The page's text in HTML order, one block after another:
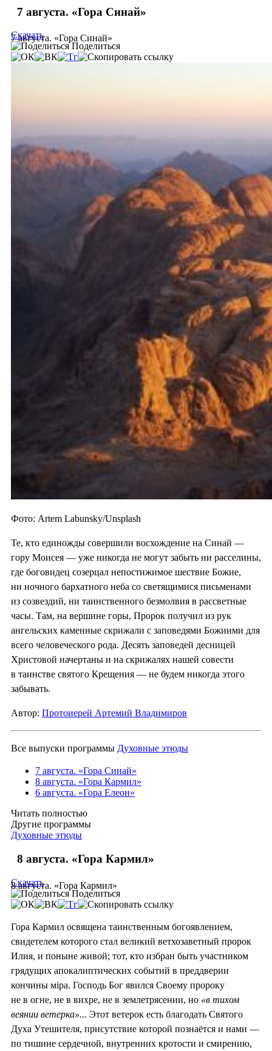
7 августа. «Гора Синай»
7 августа. «Гора Синай»
Скачать
Поделиться
Фото: Artem Labunsky/Unsplash
Те, кто единожды совершили восхождение на Синай —
гору Моисея — уже никогда не могут забыть ни расселины,
где боговидец созерцал непостижимое шествие Божие,
ни ночного бархатного неба со светящимися письменами
из созвездий, ни таинственного безмолвия в рассветные
часы. Там, на вершине горы, Пророк получил из рук
ангельских каменные скрижали с заповедями Божиими для
всего человеческого рода. Десять заповедей десницей
Христовой начертаны и на скрижалях нашей совести
в таинстве святого Крещения — не будем никогда этого
забывать.
Автор: Протоиерей Артемий Владимиров
Все выпуски программы Духовные этюды
7 августа. «Гора Синай»
8 августа. «Гора Кармил»
6 августа. «Гора Елеон»
Читать полностью
Другие программы
Духовные этюды
8 августа. «Гора Кармил»
8 августа. «Гора Кармил»
Скачать
Поделиться
Гора Кармил освящена таинственным богоявлением,
свидетелем которого стал великий ветхозаветный пророк
Илия, и поныне живой; тот, кто избран быть участником
грядущих апокалиптических событий в преддверии
кончины мiра. Господь Бог явился Своему пророку
не в огне, не в вихре, не в землетрясении, но «в тихом
веянии ветерка»... Этот ветерок есть благодать Святого
Духа Утешителя, присутствие которой познаётся и нами —
по тишине сердечной, внутренних кротости и смирению,